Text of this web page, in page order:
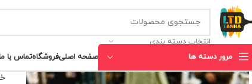
انتخاب دسته بندی
مرور دسته ها صفحه اصلیفروشگاهتماس با